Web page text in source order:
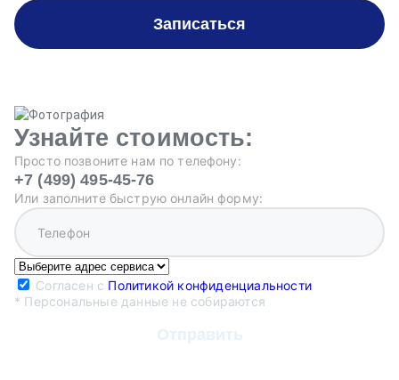
Записаться
Узнайте стоимость:
Просто позвоните нам по телефону:
+7 (499) 495-45-76
Или заполните быструю онлайн форму:
Согласен с Политикой конфиденциальности
* Персональные данные не собираются